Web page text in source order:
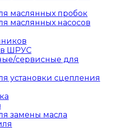
маслянных пробок
маслянных насосов
ШРУС
сервисные для
установки сцепления
замены масла